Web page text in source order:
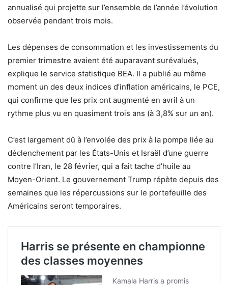
annualisé qui projette sur l’ensemble de l’année l’évolution
observée pendant trois mois.
Les dépenses de consommation et les investissements du
premier trimestre avaient été auparavant surévalués,
explique le service statistique BEA. Il a publié au même
moment un des deux indices d’inflation américains, le PCE,
qui confirme que les prix ont augmenté en avril à un
rythme plus vu en quasiment trois ans (à 3,8% sur un an).
C’est largement dû à l’envolée des prix à la pompe liée au
déclenchement par les États-Unis et Israël d’une guerre
contre l’Iran, le 28 février, qui a fait tache d’huile au
Moyen-Orient. Le gouvernement Trump répète depuis des
semaines que les répercussions sur le portefeuille des
Américains seront temporaires.